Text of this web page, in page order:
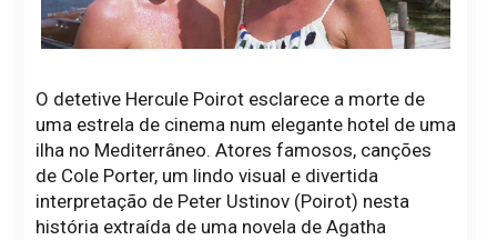
O detetive Hercule Poirot esclarece a morte de
uma estrela de cinema num elegante hotel de uma
ilha no Mediterrâneo. Atores famosos, canções
de Cole Porter, um lindo visual e divertida
interpretação de Peter Ustinov (Poirot) nesta
história extraída de uma novela de Agatha